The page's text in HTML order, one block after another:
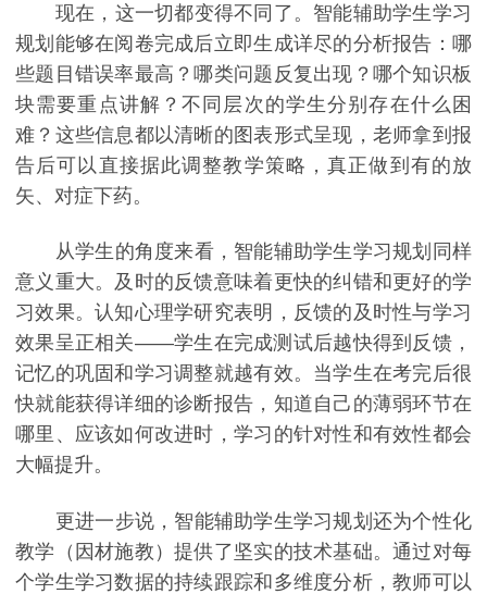
现在，这一切都变得不同了。智能辅助学生学习
规划能够在阅卷完成后立即生成详尽的分析报告：哪
些题目错误率最高？哪类问题反复出现？哪个知识板
块需要重点讲解？不同层次的学生分别存在什么困
难？这些信息都以清晰的图表形式呈现，老师拿到报
告后可以直接据此调整教学策略，真正做到有的放
矢、对症下药。
从学生的角度来看，智能辅助学生学习规划同样
意义重大。及时的反馈意味着更快的纠错和更好的学
习效果。认知心理学研究表明，反馈的及时性与学习
效果呈正相关——学生在完成测试后越快得到反馈，
记忆的巩固和学习调整就越有效。当学生在考完后很
快就能获得详细的诊断报告，知道自己的薄弱环节在
哪里、应该如何改进时，学习的针对性和有效性都会
大幅提升。
更进一步说，智能辅助学生学习规划还为个性化
教学（因材施教）提供了坚实的技术基础。通过对每
个学生学习数据的持续跟踪和多维度分析，教师可以